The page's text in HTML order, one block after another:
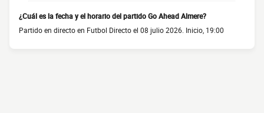
¿Cuál es la fecha y el horario del partido Go Ahead Almere?
Partido en directo en Futbol Directo el 08 julio 2026. Inicio, 19:00